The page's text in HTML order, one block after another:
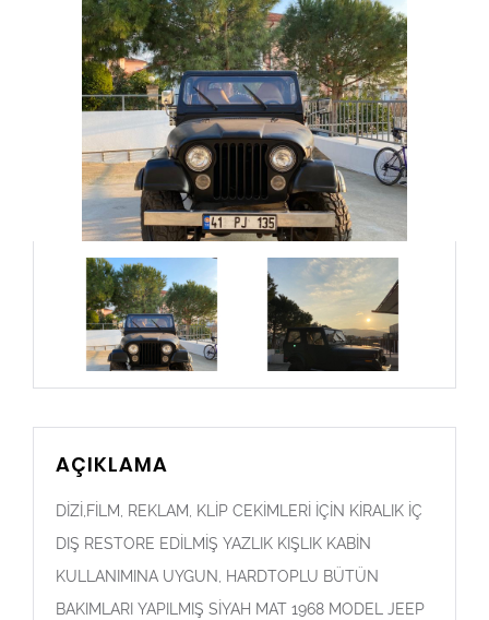
AÇIKLAMA
DİZİ,FİLM, REKLAM, KLİP CEKİMLERİ İÇİN KİRALIK İÇ
DIŞ RESTORE EDİLMİŞ YAZLIK KIŞLIK KABİN
KULLANIMINA UYGUN, HARDTOPLU BÜTÜN
BAKIMLARI YAPILMIŞ SİYAH MAT 1968 MODEL JEEP